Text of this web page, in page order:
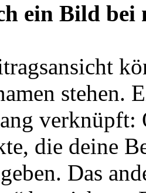
ein Bild bei
stehen.
verknüpft:
die deine
Das